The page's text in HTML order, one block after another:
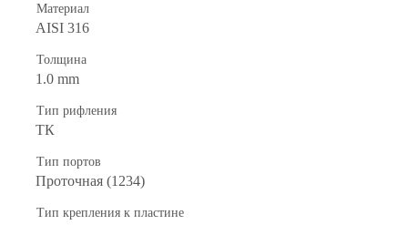
Материал
AISI 316
Толщина
1.0 mm
Тип рифления
ТК
Тип портов
Проточная (1234)
Тип крепления к пластине